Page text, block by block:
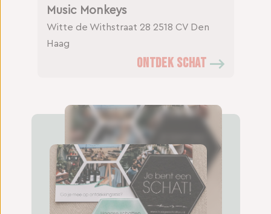
Music Monkeys
Witte de Withstraat 28 2518 CV Den
Haag
ONTDEK SCHAT